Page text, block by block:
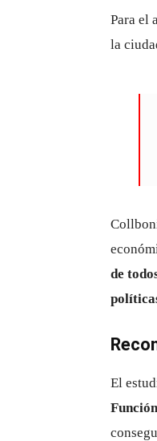
Para el
la
de
El